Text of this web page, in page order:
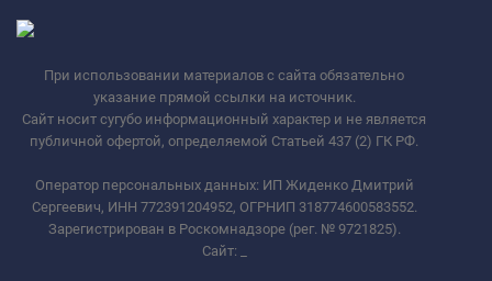
При использовании материалов с сайта обязательно
указание прямой ссылки на источник.
Сайт носит сугубо информационный характер и не является
публичной офертой, определяемой Статьей 437 (2) ГК РФ.
Оператор персональных данных: ИП Жиденко Дмитрий
Сергеевич, ИНН 772391204952, ОГРНИП 318774600583552.
Зарегистрирован в Роскомнадзоре (рег. № 9721825).
Сайт: